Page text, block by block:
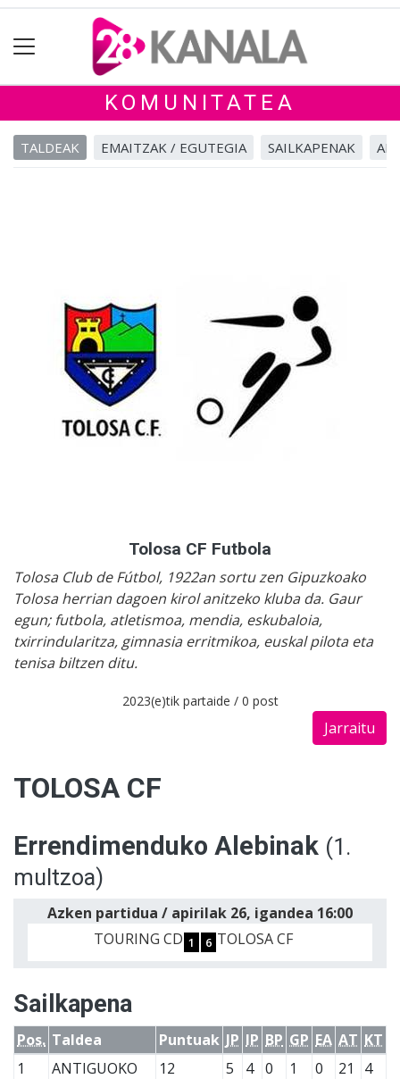
KOMUNITATEA
TALDEAK EMAITZAK / EGUTEGIA SAILKAPENAK
Tolosa CF Futbola
Tolosa Club de Fútbol, 1922an sortu zen Gipuzkoako
Tolosa herrian dagoen kirol anitzeko kluba da. Gaur
egun; futbola, atletismoa, mendia, eskubaloia,
txirrindularitza, gimnasia erritmikoa, euskal pilota eta
tenisa biltzen ditu.
2023(e)tik partaide / 0 post
Jarraitu
TOLOSA CF
Errendimenduko Alebinak (1.
multzoa)
Azken partidua / apirilak 26, igandea 16:00
TOURING CD 1 6 TOLOSA CF
Sailkapena
Pos. Taldea Puntuak JP IP BP GP EA AT KT
1
ANTIGUOKO
12 5 4 0 1 0 21 4